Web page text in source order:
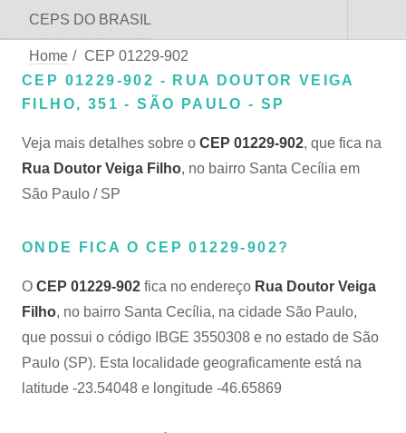
CEPS DO BRASIL
Home / CEP 01229-902
CEP 01229-902 - RUA DOUTOR VEIGA
FILHO, 351 - SÃO PAULO - SP
Veja mais detalhes sobre o CEP 01229-902, que fica na
Rua Doutor Veiga Filho, no bairro Santa Cecília em
São Paulo / SP
ONDE FICA O CEP 01229-902?
O CEP 01229-902 fica no endereço Rua Doutor Veiga
Filho, no bairro Santa Cecília, na cidade São Paulo,
que possui o código IBGE 3550308 e no estado de São
Paulo (SP). Esta localidade geograficamente está na
latitude -23.54048 e longitude -46.65869